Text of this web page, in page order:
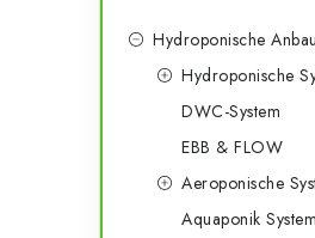
Hydroponische
Hydroponische
DWC-System
EBB & FLOW
Aeroponische
Aquaponik